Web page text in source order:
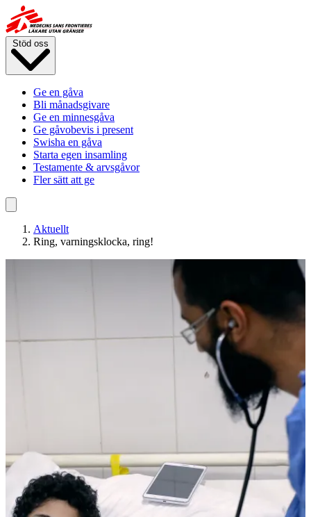
Hoppa
till
huvudinnehåll
Stöd oss
Ge en gåva
Bli månadsgivare
Ge en minnesgåva
Ge gåvobevis i present
Swisha en gåva
Starta egen insamling
Testamente & arvsgåvor
Fler sätt att ge
Aktuellt
Ring, varningsklocka, ring!